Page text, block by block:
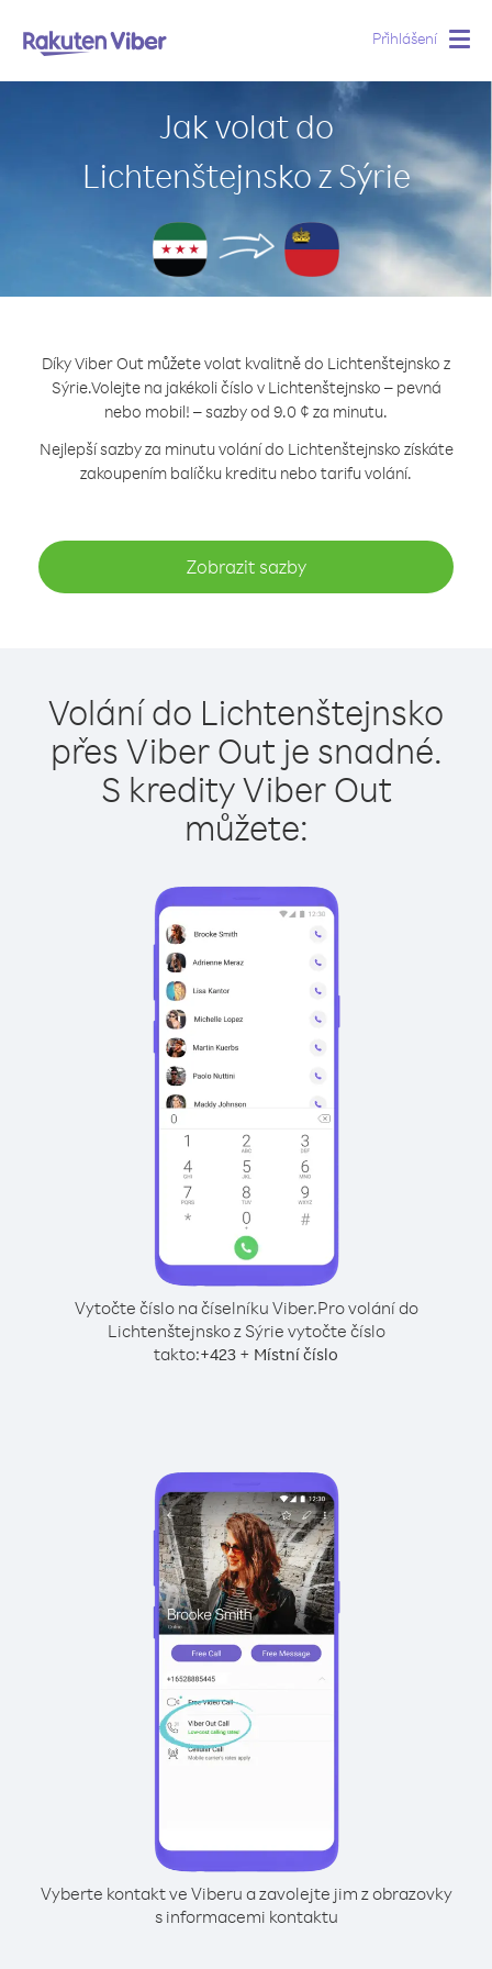
Přihlášení
Jak volat do
Lichtenštejnsko z Sýrie
Díky Viber Out můžete volat kvalitně do Lichtenštejnsko z
Sýrie.Volejte na jakékoli číslo v Lichtenštejnsko – pevná
nebo mobil! – sazby od 9.0 ¢ za minutu.
Nejlepší sazby za minutu volání do Lichtenštejnsko získáte
zakoupením balíčku kreditu nebo tarifu volání.
Zobrazit sazby
Volání do Lichtenštejnsko
přes Viber Out je snadné.
S kredity Viber Out
můžete:
Vytočte číslo na číselníku Viber.Pro volání do
Lichtenštejnsko z Sýrie vytočte číslo
takto:+423 + Místní číslo
Vyberte kontakt ve Viberu a zavolejte jim z obrazovky
s informacemi kontaktu